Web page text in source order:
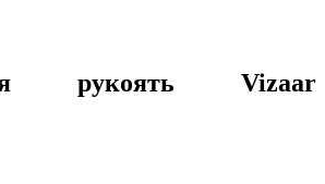
рукоять Vizaar